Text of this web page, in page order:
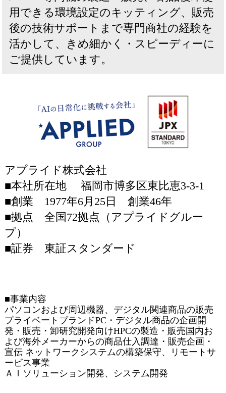
用できる環境設定のキッティング、販売
後の技術サポートまで専門商社の経験を
活かして、きめ細かく・スピーディーに
ご提供しています。
アプライド株式会社
■本社所在地 福岡市博多区東比恵3-3-1
■創業 1977年6月25日 創業46年
■拠点 全国72拠点（アプライドグルー
プ）
■証券 東証スタンダード
■事業内容
パソコンおよび周辺機器、デジタル関連商品の販売
プライベートブランドPC・デジタル商品の企画開
発・販売・卸研究開発向けHPCの製造・販売国内お
よび海外メーカーからの商品仕入調達・販売企画・
宣伝 ネットワークシステムの構築保守、リモートサ
ービス事業
ＡＩソリューション開発、システム開発